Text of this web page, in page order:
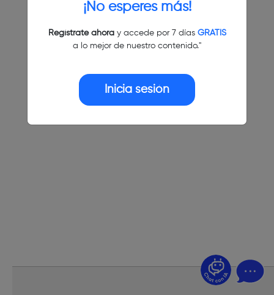
¡No esperes más!
Regístrate ahoray accede por 7 días GRATIS
a lo mejor de nuestro contenido."
Inicia sesión